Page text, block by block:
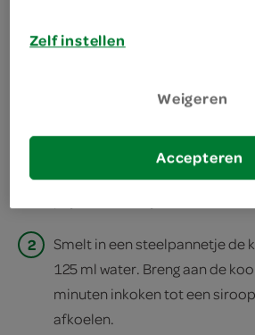
deel op facebook
Pureer de watermeloen
2
Smelt in een steelpannetje de
125 ml water. Breng aan de
minuten inkoken tot een
afkoelen.
Zelf instellen
Weigeren
Accepteren